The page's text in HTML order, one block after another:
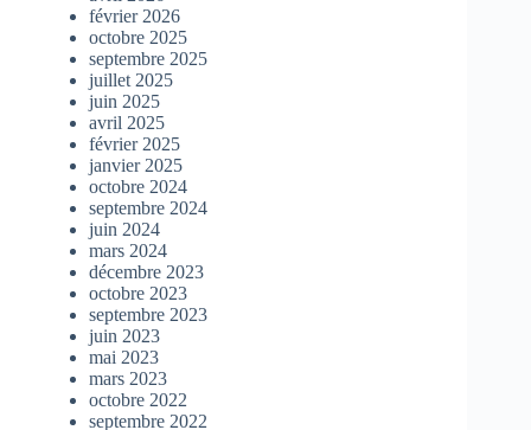
février 2026
octobre 2025
septembre 2025
juillet 2025
juin 2025
avril 2025
février 2025
janvier 2025
octobre 2024
septembre 2024
juin 2024
mars 2024
décembre 2023
octobre 2023
septembre 2023
juin 2023
mai 2023
mars 2023
octobre 2022
septembre 2022